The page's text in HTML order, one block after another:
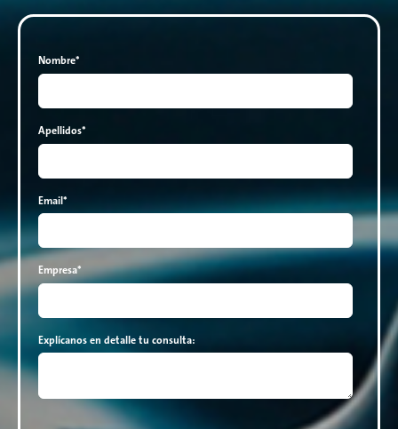
Nombre*
Apellidos*
Email*
Empresa*
Explícanos en detalle tu consulta: